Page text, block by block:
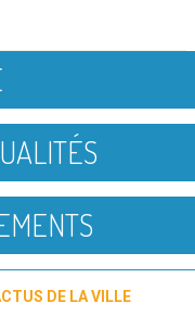
DE LA VILLE